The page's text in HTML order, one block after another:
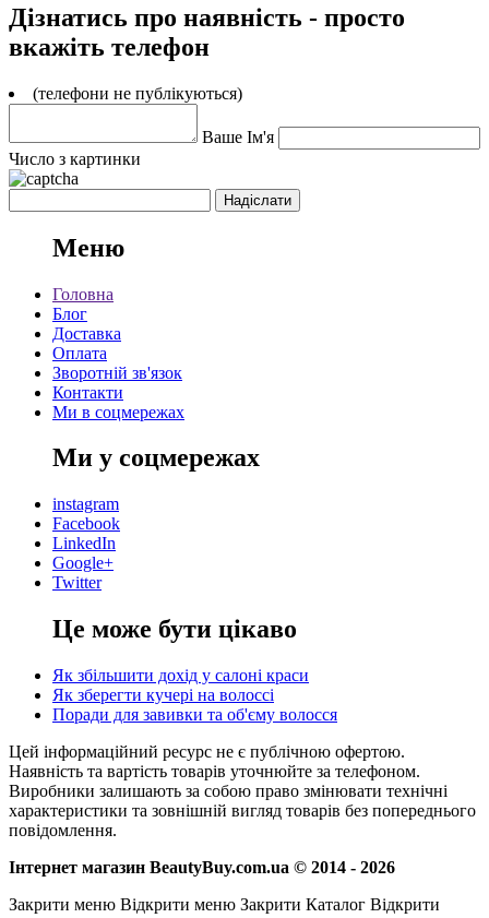
Дізнатись про наявність - просто
вкажіть телефон
(телефони не публікуються)
Ваше Ім'я
Число з картинки
Меню
Головна
Блог
Доставка
Оплата
Зворотній зв'язок
Контакти
Ми в соцмережах
Ми у соцмережах
instagram
Facebook
LinkedIn
Google+
Twitter
Це може бути цікаво
Як збільшити дохід у салоні краси
Як зберегти кучері на волоссі
Поради для завивки та об'єму волосся
Цей інформаційний ресурс не є публічною офертою.
Наявність та вартість товарів уточнюйте за телефоном.
Виробники залишають за собою право змінювати технічні
характеристики та зовнішній вигляд товарів без попереднього
повідомлення.
Інтернет магазин BeautyBuy.com.ua © 2014 - 2026
Закрити меню Відкрити меню Закрити Каталог Відкрити